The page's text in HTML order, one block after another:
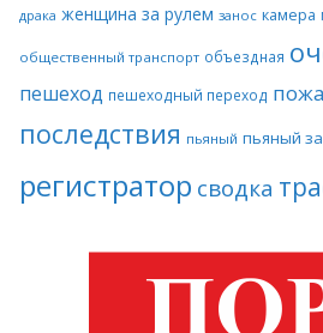
драка женщина за рулем занос камера
общественный транспорт объездная
пешеход пешеходный переход
последствия пьяный пьяный
регистратор сводка